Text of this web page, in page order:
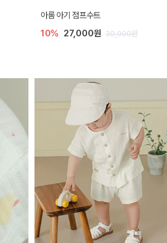
아롬 아기 점프수트
10% 27,000원 30,000원